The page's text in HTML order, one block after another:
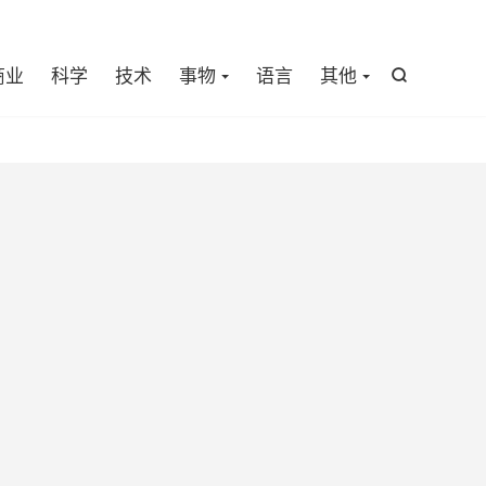

业 科学 技术 事物 语言 其他